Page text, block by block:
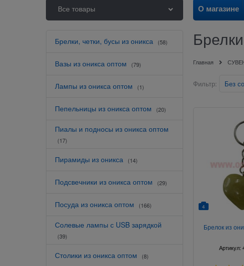
Все товары О магазине
Брелки, четки, бусы из оникса (58)
Вазы из оникса оптом (79)
Лампы из оникса оптом (1)
Пепельницы из оникса оптом (20)
Пиалы и подносы из оникса оптом
(17)
Пирамиды из оникса (14)
Подсвечники из оникса оптом (29)
Посуда из оникса оптом (166)
Солевые лампы с USB зарядкой
(39)
Столики из оникса оптом (8)
Главная
Фильтр: Без
4
Брелок из
Артикул: